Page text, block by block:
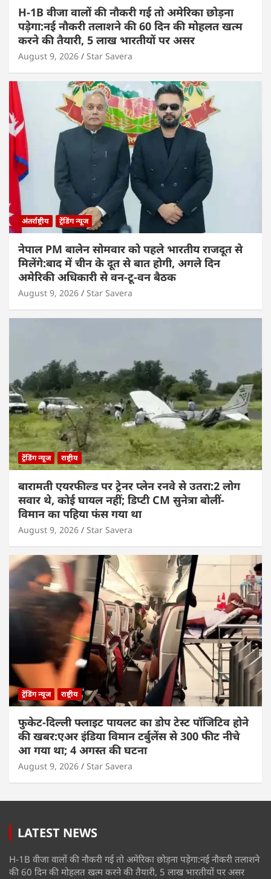
H-1B वीजा वालों की नौकरी गई तो अमेरिका छोड़ना
पड़ेगा:नई नौकरी तलाशने की 60 दिन की मोहलत खत्म
करने की तैयारी, 5 लाख भारतीयों पर असर
August 9, 2026 Star Savera
अंतर्राष्ट्रीय ट्रेंडिंग न्यूज
नेपाल PM बालेन सोमवार को पहले भारतीय राजदूत से
मिलेंगे:बाद में चीन के दूत से बात होगी, अगले दिन
अमेरिकी अधिकारी से वन-टू-वन बैठक
August 9, 2026 Star Savera
ट्रेंडिंग न्यूज राष्ट्रीय
बारामती एयरफील्ड पर ट्रेनर प्लेन रनवे से उतरा:2 लोग
सवार थे, कोई घायल नहीं; डिप्टी CM सुनेत्रा बोलीं-
विमान का पहिया फंस गया था
August 9, 2026 Star Savera
ट्रेंडिंग न्यूज राष्ट्रीय
फुकेट-दिल्ली फ्लाइट पायलट का डोप टेस्ट पॉजिटिव होने
की खबर:एअर इंडिया विमान टर्बुलेंस से 300 फीट नीचे
आ गया था; 4 अगस्त की घटना
August 9, 2026 Star Savera
LATEST NEWS
H-1B वीजा वालों की नौकरी गई तो अमेरिका छोड़ना पड़ेगा:नई नौकरी तलाशने
की 60 दिन की मोहलत खत्म करने की तैयारी, 5 लाख भारतीयों पर असर